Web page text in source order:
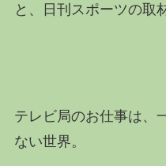
と、日刊スポーツの取
テレビ局のお仕事は、
ない世界。